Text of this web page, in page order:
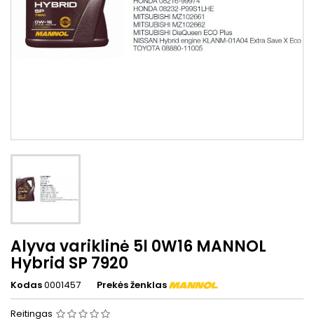
Alyva variklinė 5l 0W16 MANNOL
Hybrid SP 7920
Kodas0001457 Prekės ženklas
Reitingas